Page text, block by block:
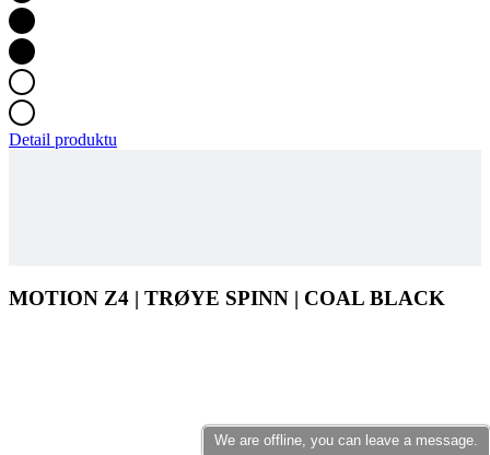
Detail produktu
MOTION Z4 | TRØYE SPINN | COAL BLACK
We are offline, you can leave a message.